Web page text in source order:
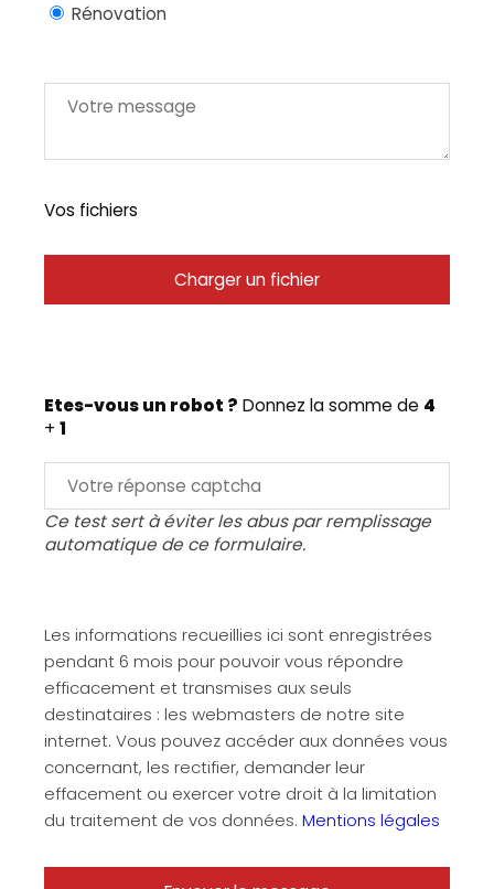
Rénovation
Vos fichiers
Charger un fichier
Etes-vous un robot ? Donnez la somme de 4
+ 1
Ce test sert à éviter les abus par remplissage
automatique de ce formulaire.
Les informations recueillies ici sont enregistrées
pendant 6 mois pour pouvoir vous répondre
efficacement et transmises aux seuls
destinataires : les webmasters de notre site
internet. Vous pouvez accéder aux données vous
concernant, les rectifier, demander leur
effacement ou exercer votre droit à la limitation
du traitement de vos données. Mentions légales